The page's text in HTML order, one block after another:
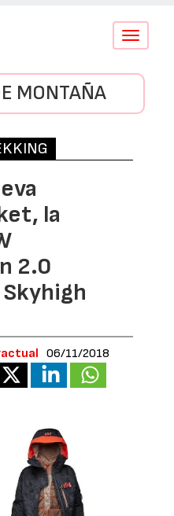
Conmutar
MONTAÑA
la
2.0
Skyhigh
06/11/2018